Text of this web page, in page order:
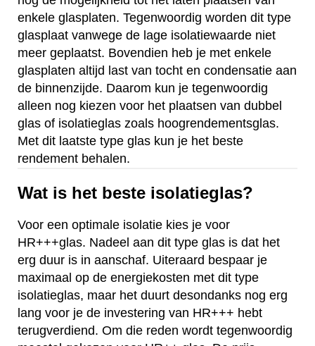
enkele glasplaten. Tegenwoordig worden dit type
glasplaat vanwege de lage isolatiewaarde niet
meer geplaatst. Bovendien heb je met enkele
glasplaten altijd last van tocht en condensatie aan
de binnenzijde. Daarom kun je tegenwoordig
alleen nog kiezen voor het plaatsen van dubbel
glas of isolatieglas zoals hoogrendementsglas.
Met dit laatste type glas kun je het beste
rendement behalen.
Wat is het beste isolatieglas?
Voor een optimale isolatie kies je voor
HR+++glas. Nadeel aan dit type glas is dat het
erg duur is in aanschaf. Uiteraard bespaar je
maximaal op de energiekosten met dit type
isolatieglas, maar het duurt desondanks nog erg
lang voor je de investering van HR+++ hebt
terugverdiend. Om die reden wordt tegenwoordig